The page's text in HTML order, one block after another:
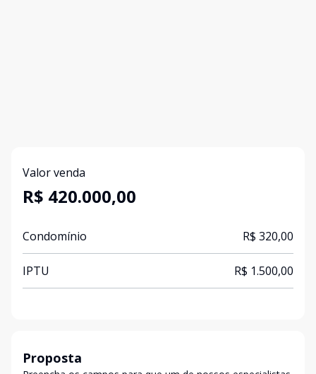
Valor venda
R$ 420.000,00
Condomínio R$ 320,00
IPTU R$ 1.500,00
Proposta